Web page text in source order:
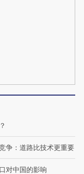
争：道路比技术更重要
对中国的影响